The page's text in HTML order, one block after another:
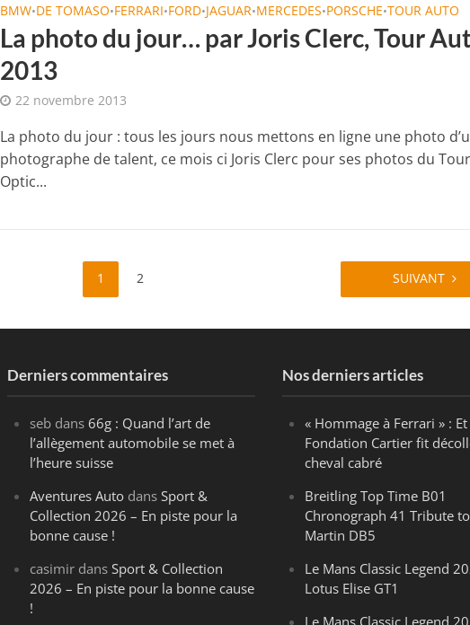
BMW•DE TOMASO•FERRARI•FORD•JAGUAR•MERCEDES•PORSCHE•TOUR AUTO
La photo du jour… par Joris Clerc, Tour
2013
22 novembre 2013
La photo du jour : tous les jours nous mettons en ligne une photo
photographe de talent, ce mois ci Joris Clerc pour ses photos du
Optic...
1 2 SUIVANT
Derniers commentaires
seb dans66g : Quand l’art de
l’allègement automobile se met à
l’heure suisse
Aventures Auto dansSport &
Collection 2026 – En piste pour la
bonne cause !
casimir dansSport & Collection
2026 – En piste pour la bonne cause
!
Nos derniers articles
« Hommage à Ferrari » :
Fondation Cartier fit
cheval cabré
Breitling Top Time B01
Chronograph 41 Tribute
Martin DB5
Le Mans Classic Legend
Lotus Elise GT1
Le Mans Classic Legend